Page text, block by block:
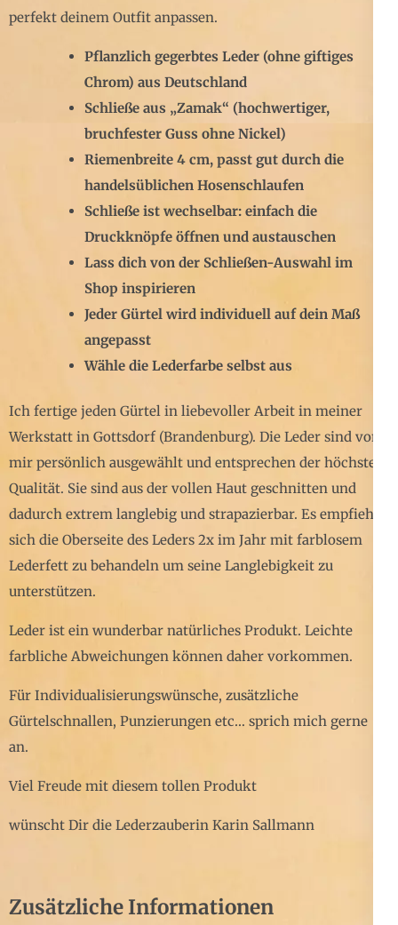
perfekt deinem Outfit anpassen.
Pflanzlich gegerbtes Leder (ohne giftiges
Chrom) aus Deutschland
Schließe aus „Zamak“ (hochwertiger,
bruchfester Guss ohne Nickel)
Riemenbreite 4 cm, passt gut durch die
handelsüblichen Hosenschlaufen
Schließe ist wechselbar: einfach die
Druckknöpfe öffnen und austauschen
Lass dich von der Schließen-Auswahl im
Shop inspirieren
Jeder Gürtel wird individuell auf dein Maß
angepasst
Wähle die Lederfarbe selbst aus
Ich fertige jeden Gürtel in liebevoller Arbeit in meiner
Werkstatt in Gottsdorf (Brandenburg). Die Leder sind von
mir persönlich ausgewählt und entsprechen der höchsten
Qualität. Sie sind aus der vollen Haut geschnitten und
dadurch extrem langlebig und strapazierbar. Es empfiehlt
sich die Oberseite des Leders 2x im Jahr mit farblosem
Lederfett zu behandeln um seine Langlebigkeit zu
unterstützen.
Leder ist ein wunderbar natürliches Produkt. Leichte
farbliche Abweichungen können daher vorkommen.
Für Individualisierungswünsche, zusätzliche
Gürtelschnallen, Punzierungen etc… sprich mich gerne
an.
Viel Freude mit diesem tollen Produkt
wünscht Dir die Lederzauberin Karin Sallmann
Zusätzliche Informationen